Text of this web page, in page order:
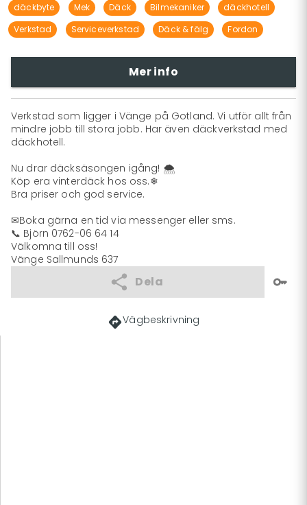
däckbyte Mek Däck Bilmekaniker
däckhotell
Verkstad
Serviceverkstad Däck & fälg Fordon
Mer info
Verkstad som ligger i Vänge på Gotland. Vi utför allt från
mindre jobb till stora jobb. Har även däckverkstad med
däckhotell.
Nu drar däcksäsongen igång! 🌨
Köp era vinterdäck hos oss.❄
Bra priser och god service.
✉Boka gärna en tid via messenger eller sms.
📞 Björn 0762-06 64 14
Välkomna till oss!
Vänge Sallmunds 637
Dela
Vägbeskrivning